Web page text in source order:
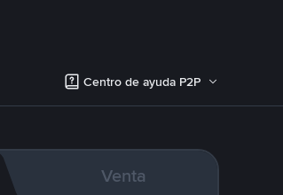
Centro de ayuda P2P
Venta